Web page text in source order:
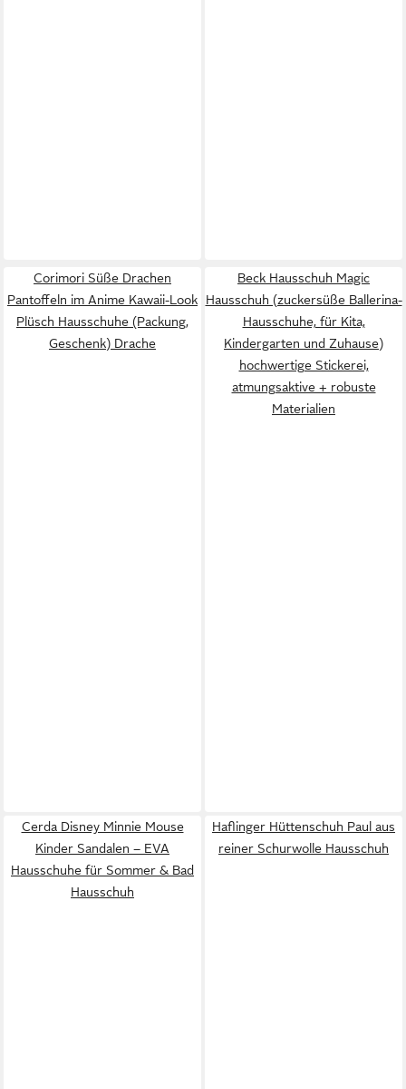
Corimori Süße Drachen
Pantoffeln im Anime Kawaii-Look
Plüsch Hausschuhe (Packung,
Geschenk) Drache
Beck Hausschuh Magic
Hausschuh (zuckersüße Ballerina-
Hausschuhe, für Kita,
Kindergarten und Zuhause)
hochwertige Stickerei,
atmungsaktive + robuste
Materialien
Cerda Disney Minnie Mouse
Kinder Sandalen – EVA
Hausschuhe für Sommer & Bad
Hausschuh
Haflinger Hüttenschuh Paul aus
reiner Schurwolle Hausschuh